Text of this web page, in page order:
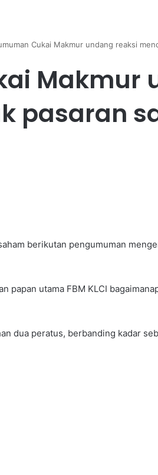
Cukai Makmur undang reaksi
Makmur
pasaran
berikutan pengumuman
papan utama FBM KLCI
dua peratus, berbanding kadar